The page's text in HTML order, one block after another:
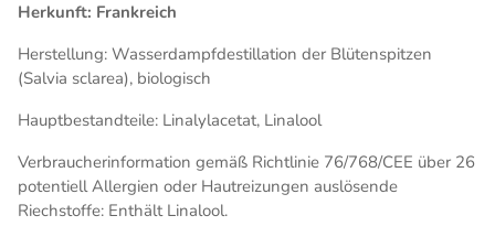
Herkunft: Frankreich
Herstellung: Wasserdampfdestillation der Blütenspitzen
(Salvia sclarea), biologisch
Hauptbestandteile: Linalylacetat, Linalool
Verbraucherinformation gemäß Richtlinie 76/768/CEE über 26
potentiell Allergien oder Hautreizungen auslösende
Riechstoffe: Enthält Linalool.